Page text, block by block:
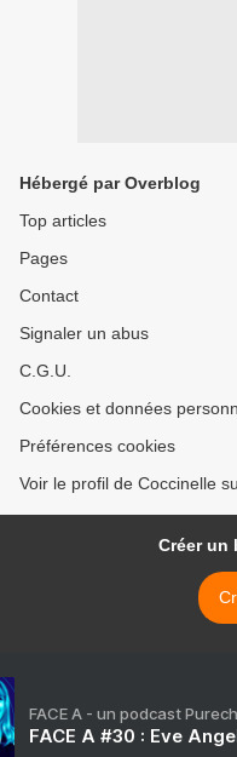
Hébergé par Overblog
Top articles
Pages
Contact
Signaler un abus
C.G.U.
Cookies et données
Préférences cookies
Voir le profil de Coccinelle
Créer un
FACE A - un podcast
FACE A #30 : Eve